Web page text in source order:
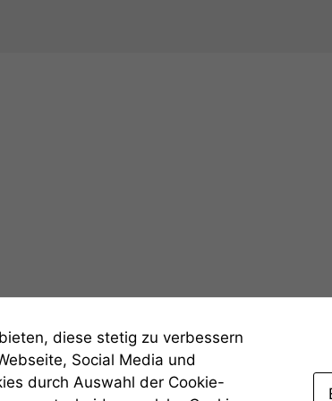
diese stetig zu verbessern
Social Media und
durch Auswahl der Cookie-
braucht sie,
Website
korrekt